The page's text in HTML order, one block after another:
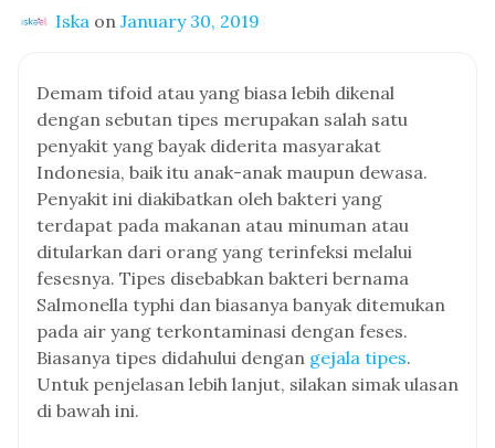
Iska on January 30, 2019
Demam tifoid atau yang biasa lebih dikenal
dengan sebutan tipes merupakan salah satu
penyakit yang bayak diderita masyarakat
Indonesia, baik itu anak-anak maupun dewasa.
Penyakit ini diakibatkan oleh bakteri yang
terdapat pada makanan atau minuman atau
ditularkan dari orang yang terinfeksi melalui
fesesnya. Tipes disebabkan bakteri bernama
Salmonella typhi dan biasanya banyak ditemukan
pada air yang terkontaminasi dengan feses.
Biasanya tipes didahului dengan gejala tipes.
Untuk penjelasan lebih lanjut, silakan simak ulasan
di bawah ini.